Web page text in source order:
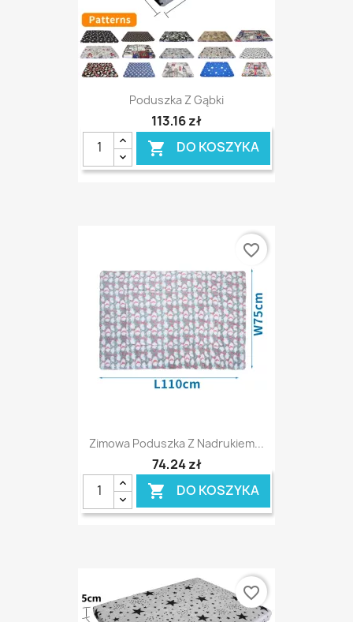
Poduszka Z Gąbki
113,16 zł
 DO KOSZYKA
Zimowa Poduszka Z Nadrukiem...
74,24 zł
 DO KOSZYKA
favorite_border
favorite_border